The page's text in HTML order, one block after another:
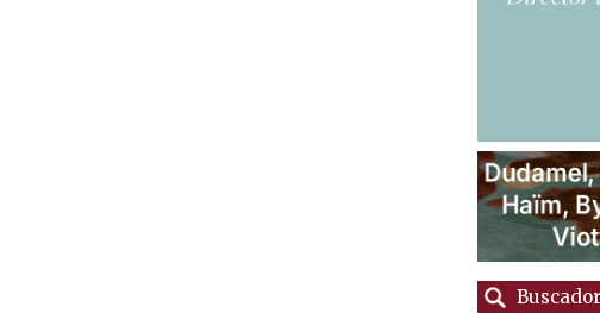
Buscador